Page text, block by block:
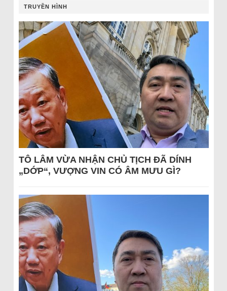
TRUYỀN HÌNH
TÔ LÂM VỪA NHẬN CHỦ TỊCH ĐÃ DÍNH
„DỚP“, VƯỢNG VIN CÓ ÂM MƯU GÌ?